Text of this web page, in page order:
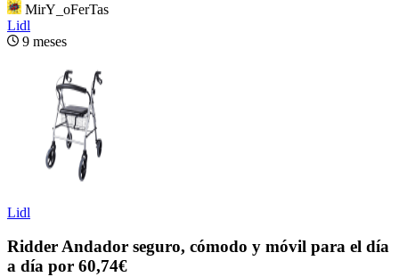
MirY_oFerTas
Lidl
9 meses
Lidl
Ridder Andador seguro, cómodo y móvil para el día
a día por 60,74€